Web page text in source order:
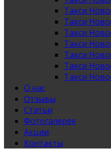
Такси
Такси
Такси
Такси
Такси
Такси
Такси
О нас
Отзывы
Статьи
Фотогалерея
Акции
Контакты